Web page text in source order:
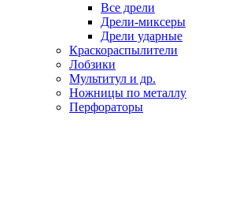
Все дрели
Дрели-миксеры
Дрели ударные
Краскораспылители
Лобзики
Мультитул и др.
Ножницы по металлу
Перфораторы